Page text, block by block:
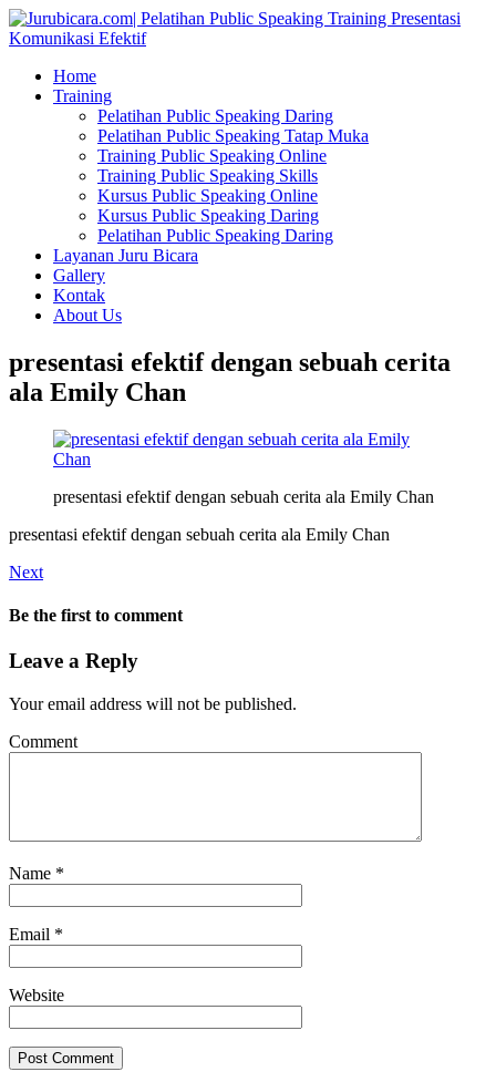
Home
Training
Pelatihan Public Speaking Daring
Pelatihan Public Speaking Tatap Muka
Training Public Speaking Online
Training Public Speaking Skills
Kursus Public Speaking Online
Kursus Public Speaking Daring
Pelatihan Public Speaking Daring
Layanan Juru Bicara
Gallery
Kontak
About Us
presentasi efektif dengan sebuah cerita
ala Emily Chan
presentasi efektif dengan sebuah cerita ala Emily Chan
presentasi efektif dengan sebuah cerita ala Emily Chan
Next
Be the first to comment
Leave a Reply
Your email address will not be published.
Comment
Name *
Email *
Website